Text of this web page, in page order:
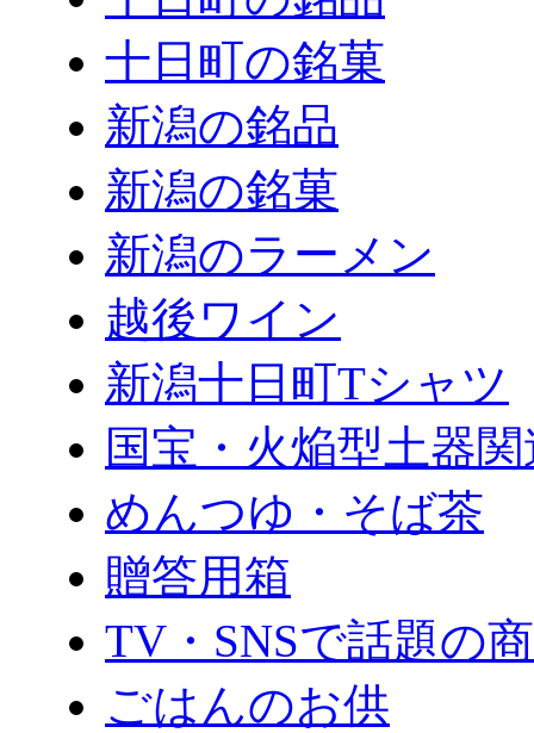
十日町の銘菓
新潟の銘品
新潟の銘菓
新潟のラーメン
越後ワイン
新潟十日町Tシャツ
国宝・火焔型土器
めんつゆ・そば茶
贈答用箱
TV・SNSで話題の
ごはんのお供